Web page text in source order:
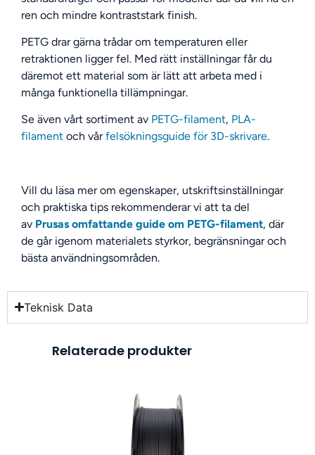
ren och mindre kontraststark finish.
PETG drar gärna trådar om temperaturen eller
retraktionen ligger fel. Med rätt inställningar får du
däremot ett material som är lätt att arbeta med i
många funktionella tillämpningar.
Se även vårt sortiment av PETG-filament, PLA-
filament och vårfelsökningsguide för 3D-skrivare.
Vill du läsa mer om egenskaper, utskriftsinställningar
och praktiska tips rekommenderar vi att ta del
av Prusas omfattande guide om PETG-filament, där
de går igenom materialets styrkor, begränsningar och
bästa användningsområden.
Teknisk Data
Relaterade produkter